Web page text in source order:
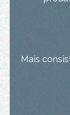
Mais